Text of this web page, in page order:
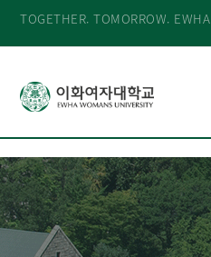
TOGETHER. TOMORROW. EWHA